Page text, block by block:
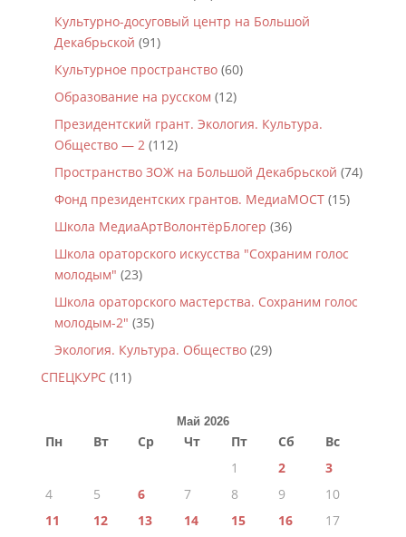
Культурно-досуговый центр на Большой
Декабрьской (91)
Культурное пространство(60)
Образование на русском (12)
Президентский грант. Экология. Культура.
Общество — 2(112)
Пространство ЗОЖ на Большой Декабрьской (74)
Фонд президентских грантов. МедиаМОСТ(15)
Школа МедиаАртВолонтёрБлогер (36)
Школа ораторского искусства "Сохраним голос
молодым" (23)
Школа ораторского мастерства. Сохраним голос
молодым-2" (35)
Экология. Культура. Общество(29)
СПЕЦКУРС(11)
Май 2026
Пн Вт Ср Чт Пт Сб
Вс
1
2
3
4
5 6 7 8 9
10
11
12 13 14 15 16
17